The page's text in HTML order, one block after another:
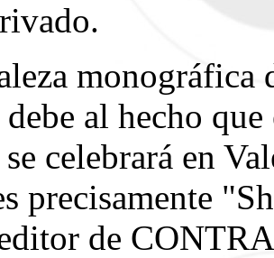
debe al hecho
celebrará en
precisamente
de